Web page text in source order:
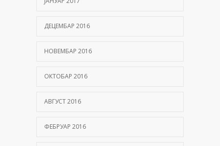
ДЕЦЕМБАР 2016
НОВЕМБАР 2016
ОКТОБАР 2016
АВГУСТ 2016
ФЕБРУАР 2016